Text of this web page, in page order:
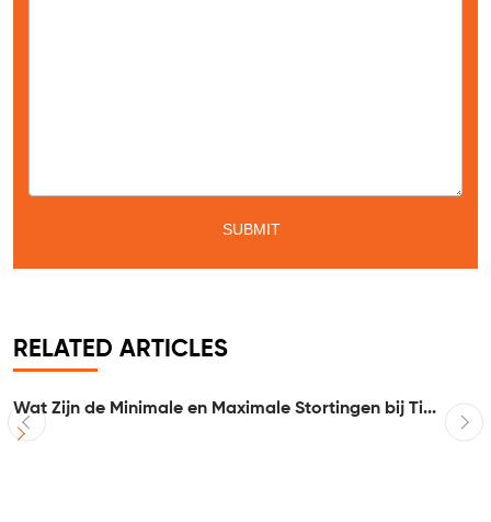
RELATED ARTICLES
Wat Zijn de Minimale en Maximale Stortingen bij Ti...